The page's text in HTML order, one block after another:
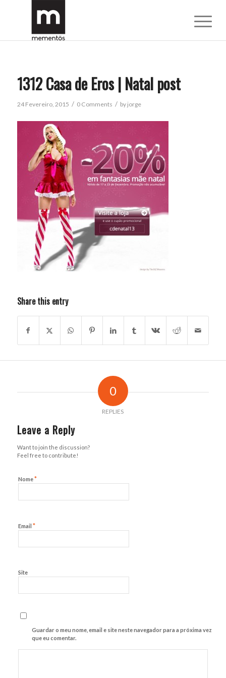
1312 Casa de Eros | Natal post
24 Fevereiro, 2015 / 0 Comments / by jorge
Share this entry
0
REPLIES
Leave a Reply
Want to join the discussion?
Feel free to contribute!
Nome*
Email *
Site
Guardar o meu nome, email e site neste navegador para a próxima vez
que eu comentar.